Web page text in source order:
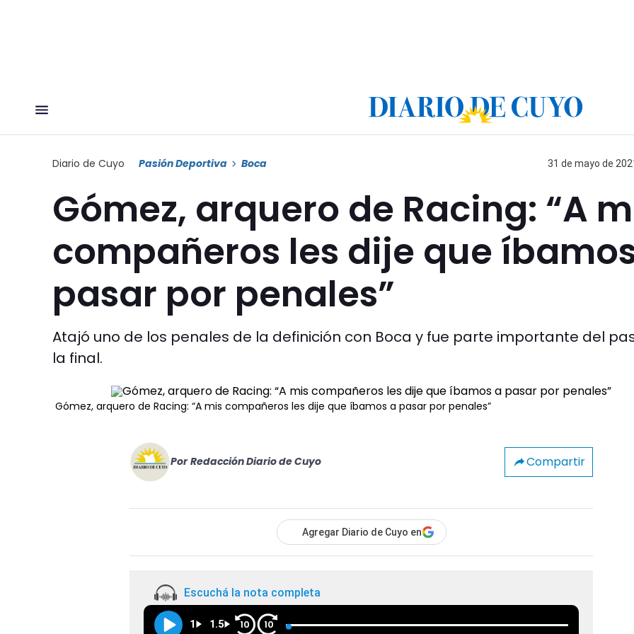
Diario de Cuyo Pasión Deportiva Boca 31 de mayo de
Gómez, arquero de Racing: “A
compañeros les dije que
pasar por penales”
Atajó uno de los penales de la definición con Boca y fue parte importante del
la final.
Gómez, arquero de Racing: “A mis compañeros les dije que íbamos a pasar por penales”
Por Redacción Diario de Cuyo Compartir
Agregar Diario de Cuyo en
Escuchá la nota completa
1 1.5 10 10